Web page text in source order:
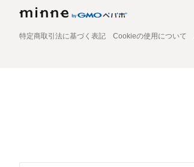
特定商取引法に基づく表記 Cookieの使用について